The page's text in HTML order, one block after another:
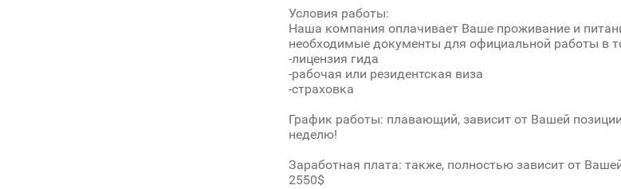
Условия работы:
Наша компания оплачивает Ваше проживание и
необходимые документы для официальной работы в
-лицензия гида
-рабочая или резидентская виза
-страховка
График работы: плавающий, зависит от Вашей
неделю!
Заработная плата: также, полностью зависит от
2550$